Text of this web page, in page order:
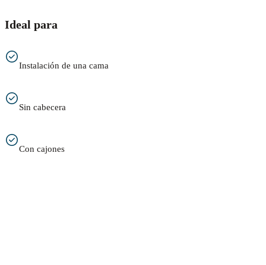
Ideal para
Instalación de una cama
Sin cabecera
Con cajones